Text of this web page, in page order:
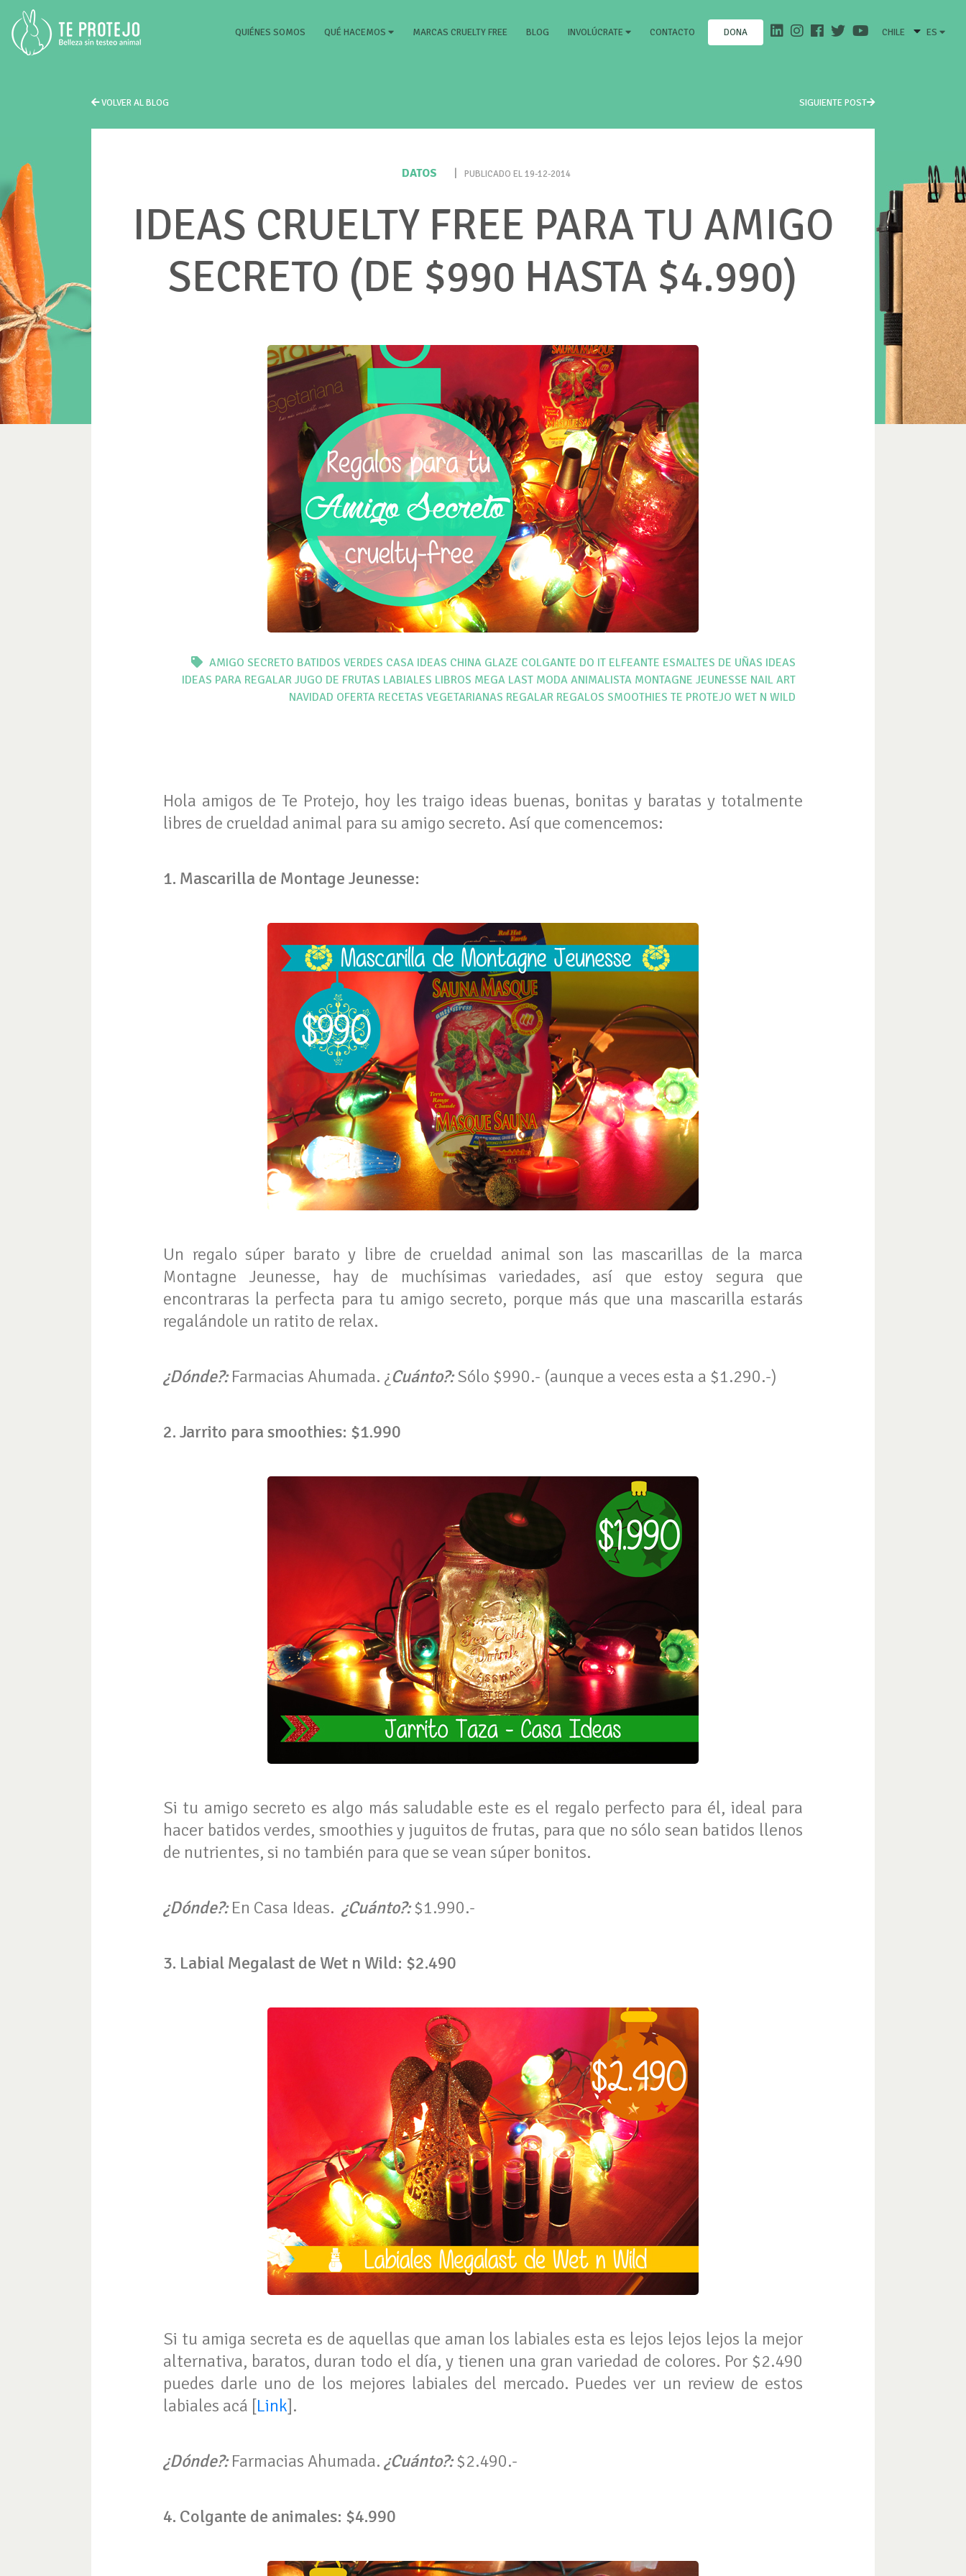
QUIÉNES SOMOS (CURRENT)
QUÉ HACEMOS MARCAS CRUELTY FREE BLOG INVOLÚCRATE CONTACTO DONA CHILE ES
VOLVER AL BLOG SIGUIENTE POST
DATOS PUBLICADO EL 19-12-2014
IDEAS CRUELTY FREE PARA TU AMIGO
SECRETO (DE $990 HASTA $4.990)
AMIGO SECRETO BATIDOS VERDES CASA IDEAS CHINA GLAZE COLGANTE DO IT ELFEANTE ESMALTES DE UÑAS IDEAS
IDEAS PARA REGALAR JUGO DE FRUTAS LABIALES LIBROS MEGA LAST MODA ANIMALISTA MONTAGNE JEUNESSE NAIL ART
NAVIDAD OFERTA RECETAS VEGETARIANAS REGALAR REGALOS SMOOTHIES TE PROTEJO WET N WILD
Hola amigos de Te Protejo, hoy les traigo ideas buenas, bonitas y baratas y totalmente
libres de crueldad animal para su amigo secreto. Así que comencemos:
1. Mascarilla de Montage Jeunesse:
Un regalo súper barato y libre de crueldad animal son las mascarillas de la marca
Montagne Jeunesse, hay de muchísimas variedades, así que estoy segura que
encontraras la perfecta para tu amigo secreto, porque más que una mascarilla estarás
regalándole un ratito de relax.
¿Dónde?: Farmacias Ahumada. ¿Cuánto?:Sólo $990.- (aunque a veces esta a $1.290.-)
2. Jarrito para smoothies: $1.990
Si tu amigo secreto es algo más saludable este es el regalo perfecto para él, ideal para
hacer batidos verdes, smoothies y juguitos de frutas, para que no sólo sean batidos llenos
de nutrientes, si no también para que se vean súper bonitos.
¿Dónde?:En Casa Ideas. ¿Cuánto?:$1.990.-
3. Labial Megalast de Wet n Wild: $2.490
Si tu amiga secreta es de aquellas que aman los labiales esta es lejos lejos lejos la mejor
alternativa, baratos, duran todo el día, y tienen una gran variedad de colores. Por $2.490
puedes darle uno de los mejores labiales del mercado. Puedes ver un review de estos
labiales acá [Link].
¿Dónde?:Farmacias Ahumada. ¿Cuánto?:$2.490.-
4. Colgante de animales: $4.990